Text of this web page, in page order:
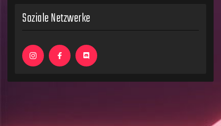
Soziale Netzwerke